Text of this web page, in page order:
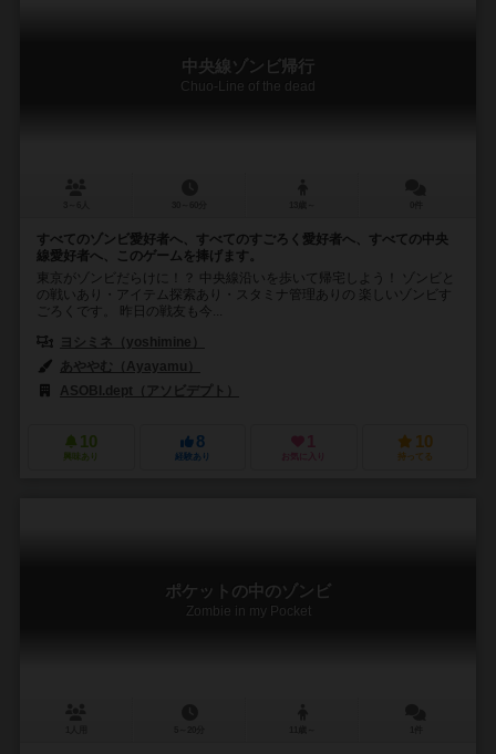
中央線ゾンビ帰行
Chuo-Line of the dead
すべてのゾンビ愛好者へ、すべてのすごろく愛好者へ、すべての中央
線愛好者へ、このゲームを捧げます。
東京がゾンビだらけに！？ 中央線沿いを歩いて帰宅しよう！ ゾンビと
の戦いあり・アイテム探索あり・スタミナ管理ありの 楽しいゾンビす
ごろくです。 昨日の戦友も今...
ヨシミネ（yoshimine）
あややむ（Ayayamu）
ASOBI.dept（アソビデプト）
10
興味あり
8
経験あり
1
お気に入り
10
持ってる
ポケットの中のゾンビ
Zombie in my Pocket